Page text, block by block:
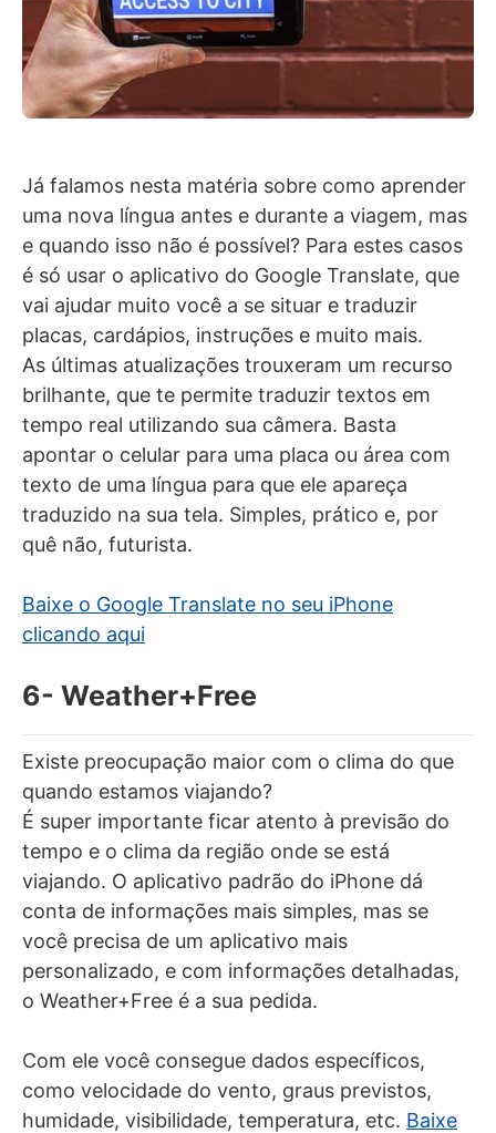
Já falamos nesta matéria sobre como aprender
uma nova língua antes e durante a viagem, mas
e quando isso não é possível? Para estes casos
é só usar o aplicativo do Google Translate, que
vai ajudar muito você a se situar e traduzir
placas, cardápios, instruções e muito mais.
As últimas atualizações trouxeram um recurso
brilhante, que te permite traduzir textos em
tempo real utilizando sua câmera. Basta
apontar o celular para uma placa ou área com
texto de uma língua para que ele apareça
traduzido na sua tela. Simples, prático e, por
quê não, futurista.
Baixe o Google Translate no seu iPhone
clicando aqui
6- Weather+Free
Existe preocupação maior com o clima do que
quando estamos viajando?
É super importante ficar atento à previsão do
tempo e o clima da região onde se está
viajando. O aplicativo padrão do iPhone dá
conta de informações mais simples, mas se
você precisa de um aplicativo mais
personalizado, e com informações detalhadas,
o Weather+Free é a sua pedida.
Com ele você consegue dados específicos,
como velocidade do vento, graus previstos,
humidade, visibilidade, temperatura, etc. Baixe